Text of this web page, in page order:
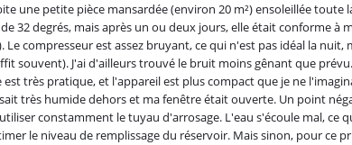
une petite pièce mansardée (environ 20 m²) ensoleillée toute
32 degrés, mais après un ou deux jours, elle était conforme à
compresseur est assez bruyant, ce qui n'est pas idéal la nuit,
souvent). J'ai d'ailleurs trouvé le bruit moins gênant que
très pratique, et l'appareil est plus compact que je ne
très humide dehors et ma fenêtre était ouverte. Un point
constamment le tuyau d'arrosage. L'eau s'écoule mal, ce
le niveau de remplissage du réservoir. Mais sinon, pour ce